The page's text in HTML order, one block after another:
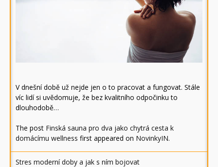
V dnešní době už nejde jen o to pracovat a fungovat. Stále
víc lidí si uvědomuje, že bez kvalitního odpočinku to
dlouhodobě…
The post Finská sauna pro dva jako chytrá cesta k
domácímu wellness first appeared on NovinkyIN.
Stres moderní doby a jak s ním bojovat